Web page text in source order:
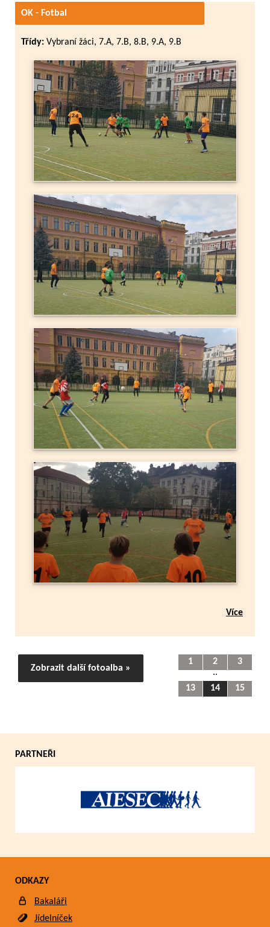
OK - Fotbal
Třídy: Vybraní žáci, 7.A, 7.B, 8.B, 9.A, 9.B
Více
Zobrazit další fotoalba »
1 2
3
..
13
14 15
PARTNEŘI
ODKAZY
Bakaláři
Jídelníček